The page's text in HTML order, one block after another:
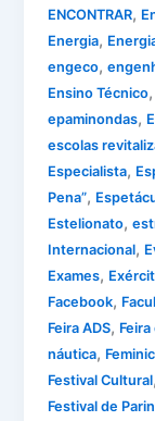
ENCONTRAR,
Energia,
engeco,
Ensino Técnico,
epaminondas,
escolas
Especialista,
Pena”,
Estelionato,
Internacional,
Exames,
Facebook,
Feira ADS,
náutica,
Festival Cultural,
Festival de